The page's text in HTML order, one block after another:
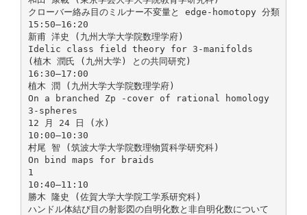
クローバー絡み目のミルナー不変量と edge-homotopy 分類
15:50–16:20
新甫 洋史 (九州大学大学院数理学府)
Idelic class field theory for 3-manifolds
(植木 潤氏 (九州大学) との共同研究)
16:30–17:00
植木 潤 (九州大学大学院数理学府)
On a branched Zp -cover of rational homology
3-spheres
12 月 24 日 (水)
10:00–10:30
村尾 智 (筑波大学大学院数理物質科学研究科)
On bind maps for braids
1
10:40–11:10
勝木 隆史 (佐賀大学大学院工学系研究科)
ハンドル体結び目の射影図の自明化数と非自明化数について